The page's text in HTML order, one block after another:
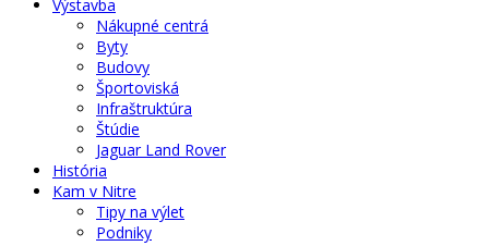
Výstavba
Nákupné centrá
Byty
Budovy
Športoviská
Infraštruktúra
Štúdie
Jaguar Land Rover
História
Kam v Nitre
Tipy na výlet
Podniky